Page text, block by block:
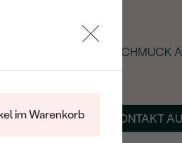
FRIDAY: -25 % AUF SCHMUCK
NACH MASS KONTAKT
im Warenkorb